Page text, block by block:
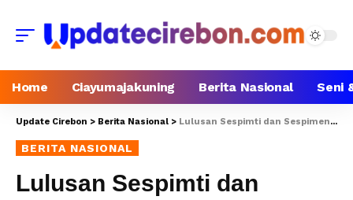
Home Ciayumajakuning Berita Nasional Seni
Update Cirebon > Berita Nasional > Lulusan Sespimti dan Sespimen 2024 Diharapkan Jadi Ikon Kebhinekaan
BERITA NASIONAL
Lulusan Sespimti dan